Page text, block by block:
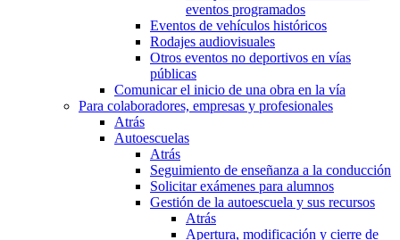
eventos programados
Eventos de vehículos históricos
Rodajes audiovisuales
Otros eventos no deportivos en vías
públicas
Comunicar el inicio de una obra en la vía
Para colaboradores, empresas y profesionales
Atrás
Autoescuelas
Atrás
Seguimiento de enseñanza a la conducción
Solicitar exámenes para alumnos
Gestión de la autoescuela y sus recursos
Atrás
Apertura, modificación y cierre de